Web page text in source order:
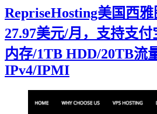
RepriseHosting美国西雅
27.97美元/月，支持支付
内存/1TB HDD/20TB流
IPv4/IPMI